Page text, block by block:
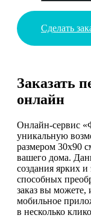
Сделать
Заказать
онлайн
Онлайн-сервис
уникальную
размером 30х90
вашего дома.
создания ярких
способных
заказ вы можете,
мобильное
в несколько